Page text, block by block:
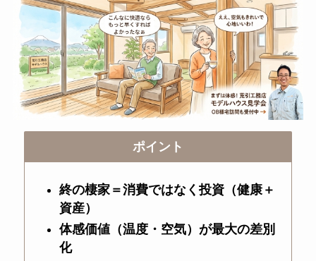
ポイント
終の棲家＝消費ではなく投資（健康＋
資産）
体感価値（温度・空気）が最大の差別
化